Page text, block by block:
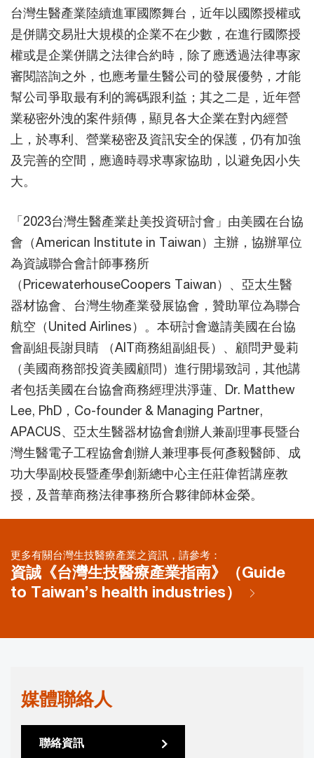
台灣生醫產業陸續進軍國際舞台，近年以國際授權或
是併購交易壯大規模的企業不在少數，在進行國際授
權或是企業併購之法律合約時，除了應透過法律專家
審閱諮詢之外，也應考量生醫公司的發展優勢，才能
幫公司爭取最有利的籌碼跟利益；其之二是，近年營
業秘密外洩的案件頻傳，顯見各大企業在對內經營
上，於專利、營業秘密及資訊安全的保護，仍有加強
及完善的空間，應適時尋求專家協助，以避免因小失
大。
「2023台灣生醫產業赴美投資研討會」由美國在台協
會（American Institute in Taiwan）主辦，協辦單位
為資誠聯合會計師事務所
（PricewaterhouseCoopers Taiwan）、亞太生醫
器材協會、台灣生物產業發展協會，贊助單位為聯合
航空（United Airlines）。本研討會邀請美國在台協
會副組長謝貝睛 （AIT商務組副組長）、顧問尹曼莉
（美國商務部投資美國顧問）進行開場致詞，其他講
者包括美國在台協會商務經理洪淨蓮、Dr. Matthew
Lee, PhD，Co-founder & Managing Partner,
APACUS、亞太生醫器材協會創辦人兼副理事長暨台
灣生醫電子工程協會創辦人兼理事長何彥毅醫師、成
功大學副校長暨產學創新總中心主任莊偉哲講座教
授，及普華商務法律事務所合夥律師林金榮。
更多有關台灣生技醫療產業之資訊，請參考：
資誠《台灣生技醫療產業指南》（Guide
to Taiwan’s health industries）
媒體聯絡人
聯絡資訊